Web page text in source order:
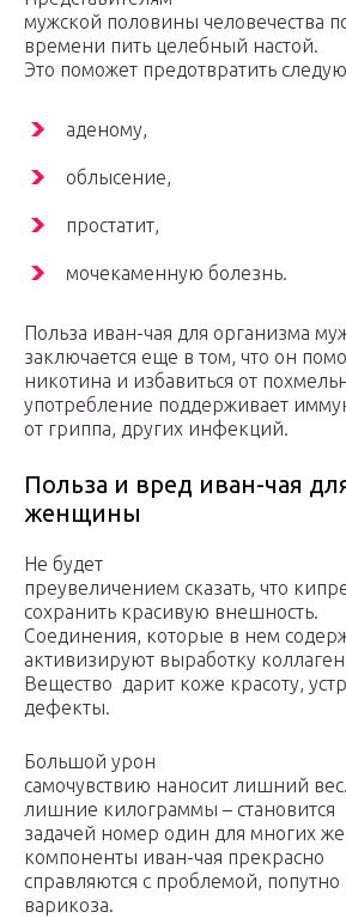
мужской половины человечества
времени пить целебный настой.
Это поможет предотвратить
аденому,
облысение,
простатит,
мочекаменную болезнь.
Польза иван-чая для организма
заключается еще в том, что он
никотина и избавиться от
употребление поддерживает
от гриппа, других инфекций.
Польза и вред иван-чая
женщины
Не будет
преувеличением сказать, что
сохранить красивую внешность.
Соединения, которые в нем
активизируют выработку
Вещество дарит коже красоту,
дефекты.
Большой урон
самочувствию наносит лишний
лишние килограммы – становится
задачей номер один для многих
компоненты иван-чая прекрасно
справляются с проблемой,
варикоза.